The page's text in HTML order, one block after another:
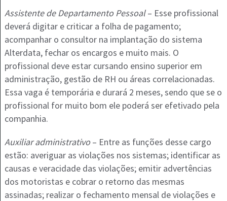
Assistente de Departamento Pessoal– Esse profissional
deverá digitar e criticar a folha de pagamento;
acompanhar o consultor na implantação do sistema
Alterdata, fechar os encargos e muito mais. O
profissional deve estar cursando ensino superior em
administração, gestão de RH ou áreas correlacionadas.
Essa vaga é temporária e durará 2 meses, sendo que se o
profissional for muito bom ele poderá ser efetivado pela
companhia.
Auxiliar administrativo– Entre as funções desse cargo
estão: averiguar as violações nos sistemas; identificar as
causas e veracidade das violações; emitir advertências
dos motoristas e cobrar o retorno das mesmas
assinadas; realizar o fechamento mensal de violações e